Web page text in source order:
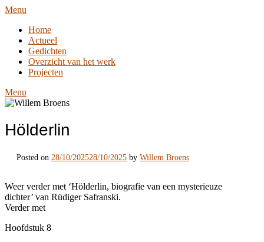
Menu
Home
Actueel
Gedichten
Overzicht van het werk
Projecten
Menu
Hölderlin
Posted on 28/10/202528/10/2025 by Willem Broens
Weer verder met ‘Hölderlin, biografie van een mysterieuze
dichter’ van Rüdiger Safranski.
Verder met
Hoofdstuk 8